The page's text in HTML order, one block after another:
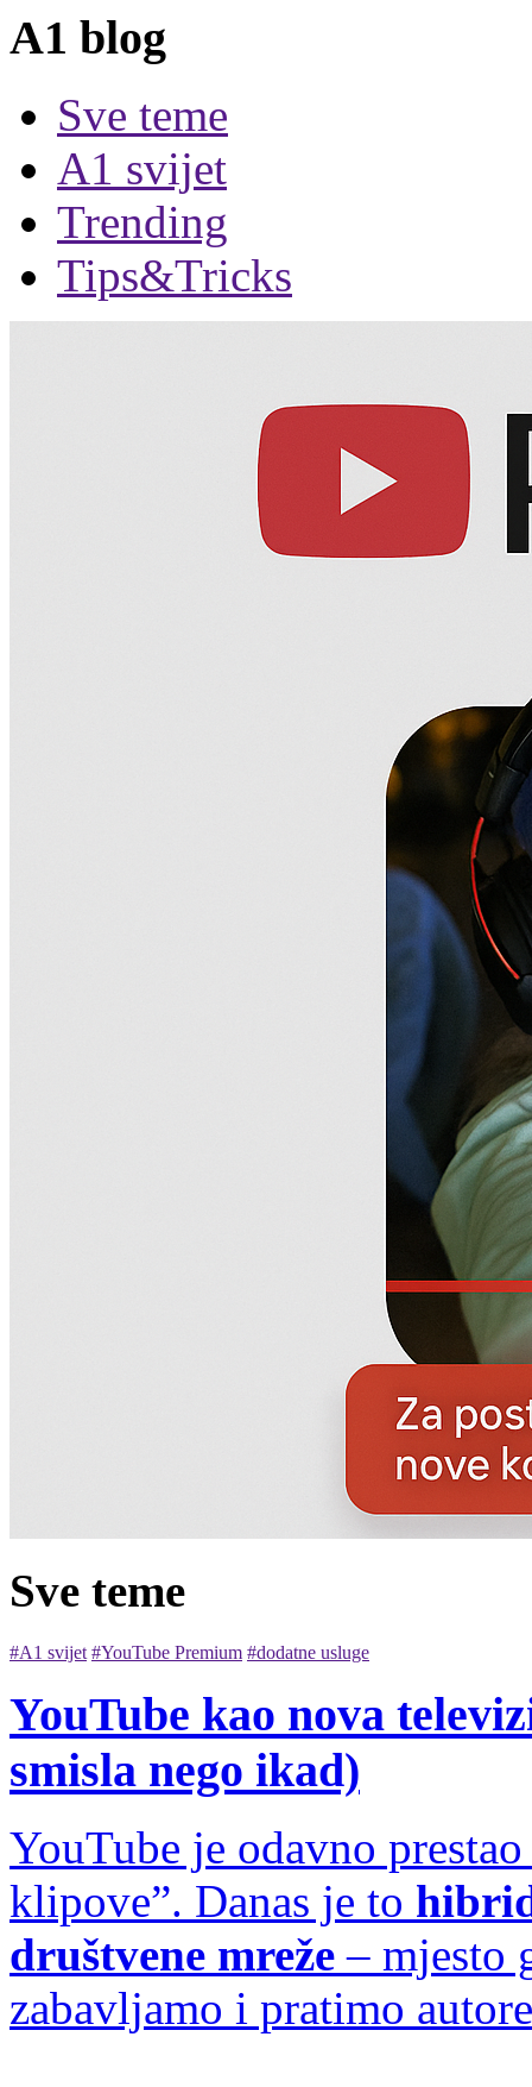
A1 blog
Sve teme
A1 svijet
Trending
Tips&Tricks
Sve teme
#A1 svijet #YouTube Premium #dodatne usluge
YouTube kao nova
smisla nego ikad)
YouTube je odavno
klipove”. Danas je to
društvene mreže – mjesto
zabavljamo i pratimo